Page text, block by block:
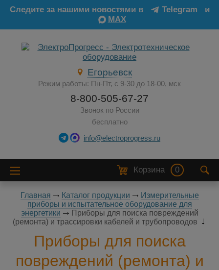
Следите за нашими новостями в Telegram
и
MAX
Егорьевск
Режим работы: Пн-Пт, с 9-30 до 18-00, мск
8-800-505-67-27
Звонок по России
бесплатно
info@electroprogress.ru
Корзина 0
Главная Каталог продукции
Измерительные
приборы и испытательное оборудование для
энергетики
Приборы для поиска повреждений
(ремонта) и трассировки кабелей и трубопроводов
Приборы для поиска
повреждений (ремонта) и